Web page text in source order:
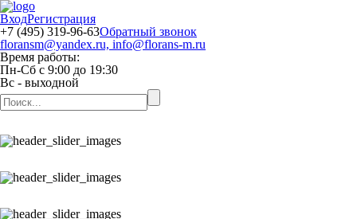
ВходРегистрация
+7 (495) 319-96-63Обратный звонок
floransm@yandex.ru, info@florans-m.ru
Время работы:
Пн-Сб с 9:00 до 19:30
Вс - выходной